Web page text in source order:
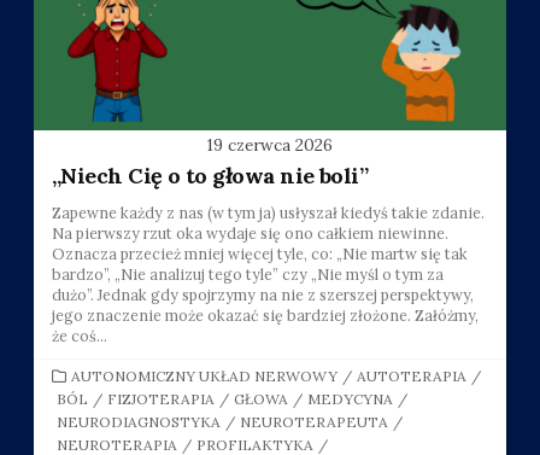
19 czerwca 2026
„Niech Cię o to głowa nie boli”
Zapewne każdy z nas (w tym ja) usłyszał kiedyś takie zdanie.
Na pierwszy rzut oka wydaje się ono całkiem niewinne.
Oznacza przecież mniej więcej tyle, co: „Nie martw się tak
bardzo”, „Nie analizuj tego tyle” czy „Nie myśl o tym za
dużo”. Jednak gdy spojrzymy na nie z szerszej perspektywy,
jego znaczenie może okazać się bardziej złożone. Załóżmy,
że coś...
CATEGORIES
AUTONOMICZNY UKŁAD NERWOWY / AUTOTERAPIA /
BÓL / FIZJOTERAPIA / GŁOWA / MEDYCYNA /
NEURODIAGNOSTYKA / NEUROTERAPEUTA /
NEUROTERAPIA / PROFILAKTYKA /